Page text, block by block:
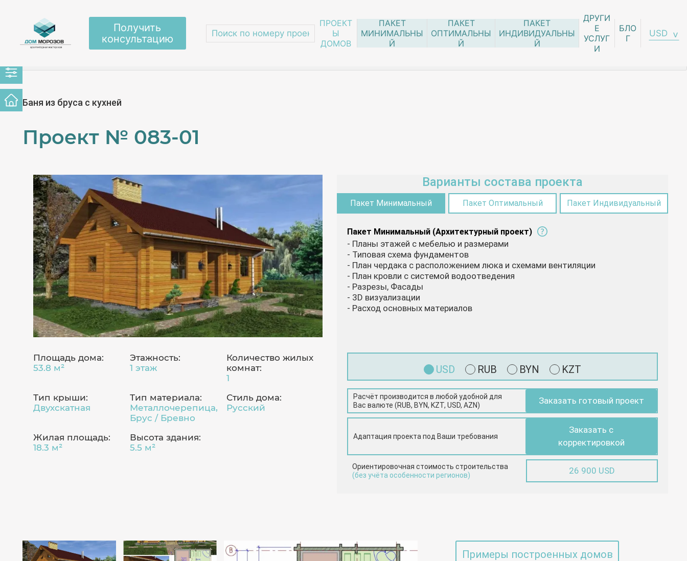
Получить
консультацию
ПРОЕКТ
Ы
ДОМОВ
ПАКЕТ
МИНИМАЛЬНЫ
Й
ПАКЕТ
ОПТИМАЛЬНЫ
Й
ПАКЕТ
ИНДИВИДУАЛЬНЫ
Й
ДРУГИ
Е
УСЛУГ
И
БЛО
Г
USD
Баня из бруса с кухней
Проект № 083-01
Площадь дома:
53.8 м²
Этажность:
1 этаж
Количество жилых
комнат:
1
Тип крыши:
Двухскатная
Тип материала:
Металлочерепица,
Брус / Бревно
Стиль дома:
Русский
Жилая площадь:
18.3 м²
Высота здания:
5.5 м²
Варианты состава проекта
Пакет Минимальный Пакет Оптимальный Пакет Индивидуальный
Пакет Минимальный (Архитектурный проект)
- Планы этажей с мебелью и размерами
- Типовая схема фундаментов
- План чердака с расположением люка и схемами вентиляции
- План кровли с системой водоотведения
- Разрезы, Фасады
- 3D визуализации
- Расход основных материалов
USD RUB BYN KZT
Расчёт производится в любой удобной для
Вас валюте (RUB, BYN, KZT, USD, AZN)
Заказать готовый проект
Адаптация проекта под Ваши требования
Заказать с
корректировкой
Ориентировочная стоимость строительства
(без учёта особенности регионов)
26 900 USD
Примеры построенных домов